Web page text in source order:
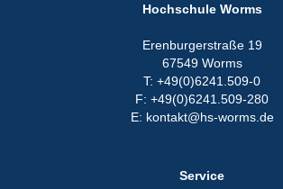
Hochschule Worms
Erenburgerstraße 19
67549 Worms
T: +49(0)6241.509-0
F: +49(0)6241.509-280
E: kontakt@hs-worms.de
Service